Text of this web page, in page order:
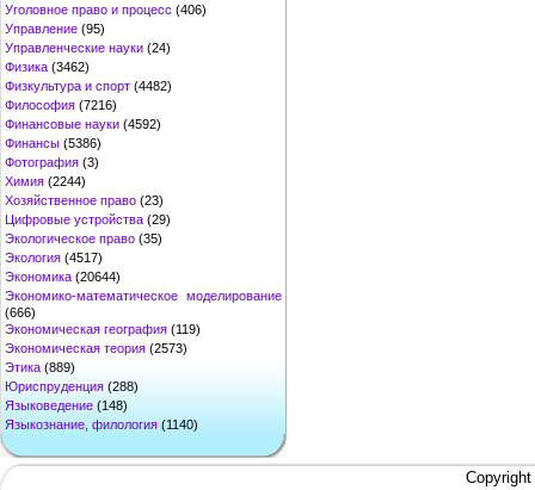
Уголовное право и процесс (406)
Управление (95)
Управленческие науки (24)
Физика (3462)
Физкультура и спорт (4482)
Философия (7216)
Финансовые науки (4592)
Финансы (5386)
Фотография (3)
Химия (2244)
Хозяйственное право (23)
Цифровые устройства (29)
Экологическое право (35)
Экология (4517)
Экономика (20644)
Экономико-математическое моделирование
(666)
Экономическая география (119)
Экономическая теория (2573)
Этика (889)
Юриспруденция (288)
Языковедение (148)
Языкознание, филология (1140)